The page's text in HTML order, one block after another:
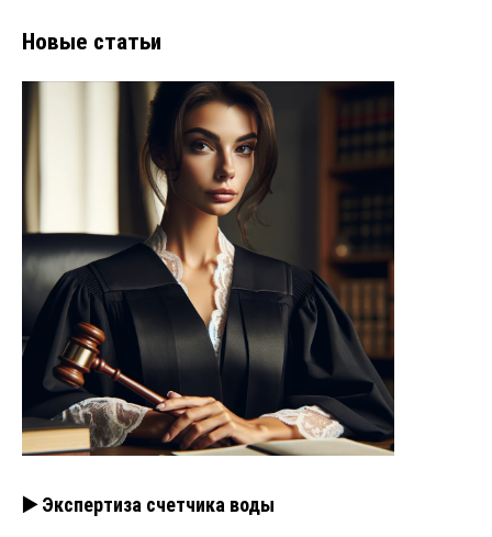
Новые статьи
▶️ Экспертиза счетчика воды